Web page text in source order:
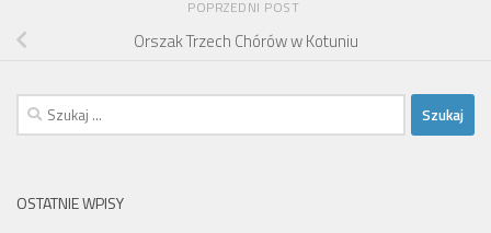
POPRZEDNI POST
Orszak Trzech Chórów w Kotuniu
Szukaj:
OSTATNIE WPISY